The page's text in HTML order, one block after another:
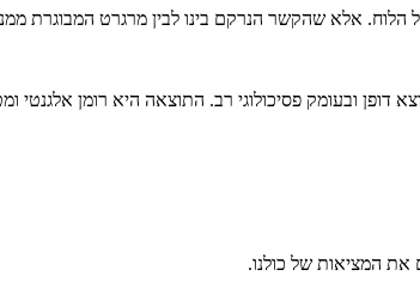
אלא שהקשר הנרקם בינו לבין מרגרט המבוגרת
דופן ובעומק פסיכולוגי רב. התוצאה היא רומן
את המציאות של כולנו.